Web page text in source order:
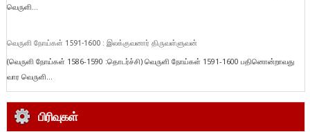
வெருளி...
வெருளி நோய்கள் 1591-1600 : இலக்குவனார் திருவள்ளுவன்
(வெருளி நோய்கள் 1586-1590 :தொடர்ச்சி) வெருளி நோய்கள் 1591-1600 பதினொன்றாவது
வார வெருளி...
பிரிவுகள்